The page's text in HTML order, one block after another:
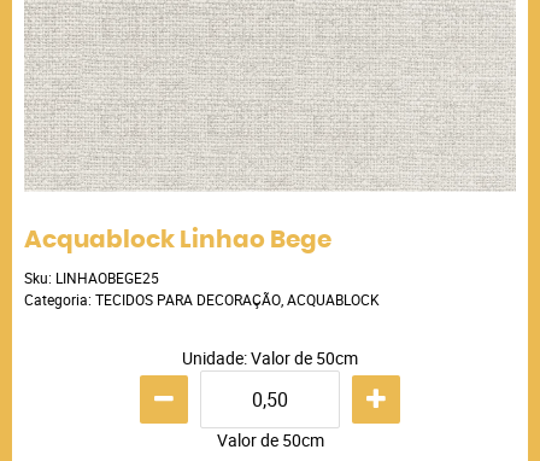
Acquablock Linhao Bege
Sku: LINHAOBEGE25
Categoria: TECIDOS PARA DECORAÇÃO ACQUABLOCK
Unidade: Valor de 50cm
Valor de 50cm